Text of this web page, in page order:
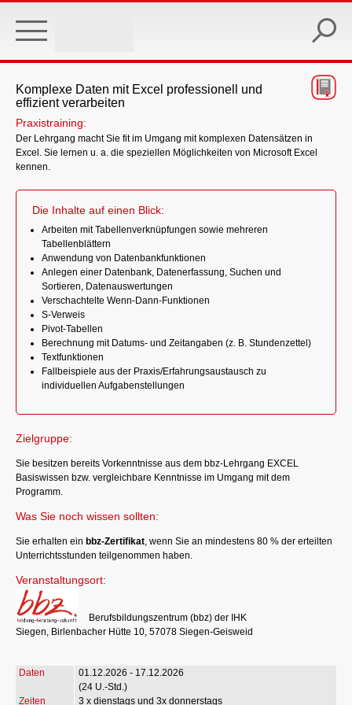
main
Komplexe Daten mit Excel professionell und
effizient verarbeiten
Praxistraining:
Der Lehrgang macht Sie fit im Umgang mit komplexen Datensätzen in
Excel. Sie lernen u. a. die speziellen Möglichkeiten von Microsoft Excel
kennen.
Die Inhalte auf einen Blick:
Arbeiten mit Tabellenverknüpfungen sowie mehreren
Tabellenblättern
Anwendung von Datenbankfunktionen
Anlegen einer Datenbank, Datenerfassung, Suchen und
Sortieren, Datenauswertungen
Verschachtelte Wenn-Dann-Funktionen
S-Verweis
Pivot-Tabellen
Berechnung mit Datums- und Zeitangaben (z. B. Stundenzettel)
Textfunktionen
Fallbeispiele aus der Praxis/Erfahrungsaustausch zu
individuellen Aufgabenstellungen
Zielgruppe:
Sie besitzen bereits Vorkenntnisse aus dem bbz-Lehrgang EXCEL
Basiswissen bzw. vergleichbare Kenntnisse im Umgang mit dem
Programm.
Was Sie noch wissen sollten:
Sie erhalten ein bbz-Zertifikat, wenn Sie an mindestens 80 % der erteilten
Unterrichtsstunden teilgenommen haben.
Veranstaltungsort:
Berufsbildungszentrum (bbz) der IHK
Siegen, Birlenbacher Hütte 10, 57078 Siegen-Geisweid
01.12.2026 - 17.12.2026
(24 U.-Std.)
3 x dienstags und 3x donnerstags